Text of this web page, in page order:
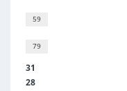
59
79
31
28